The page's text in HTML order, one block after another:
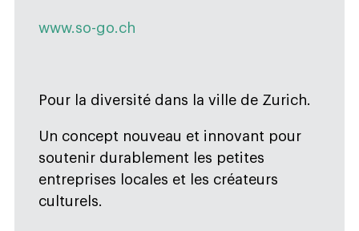
www.so-go.ch
Pour la diversité dans la ville de Zurich.
Un concept nouveau et innovant pour
soutenir durablement les petites
entreprises locales et les créateurs
culturels.